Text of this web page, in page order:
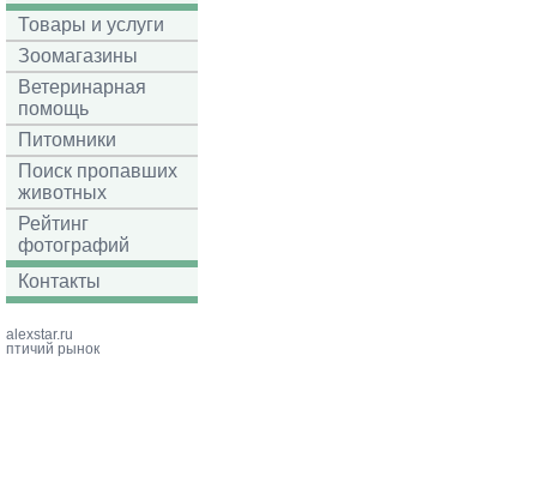
Товары и услуги
Зоомагазины
Ветеринарная
помощь
Питомники
Поиск пропавших
животных
Рейтинг
фотографий
Контакты
alexstar.ru
птичий рынок